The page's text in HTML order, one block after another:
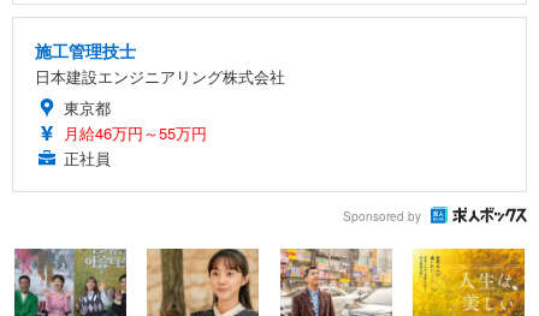
施工管理技士
日本建設エンジニアリング株式会社
東京都
月給46万円～55万円
正社員
Sponsored by